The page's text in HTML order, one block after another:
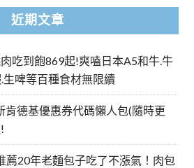
近期文章
吃到飽869起!爽嗑日本A5和牛.牛
生啤等百種食材無限續
肯德基優惠券代碼懶人包(隨時更
薦20年老麵包子吃了不漲氣！肉包